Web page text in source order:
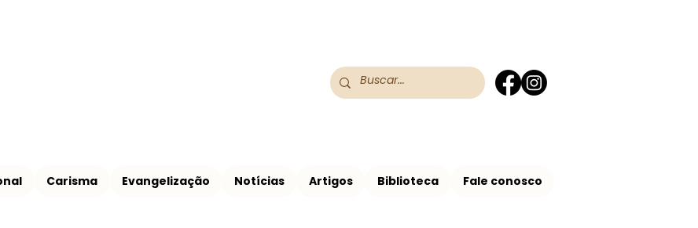
Franciscanos do RS
Carisma Evangelização Notícias Artigos Biblioteca Fale conosco